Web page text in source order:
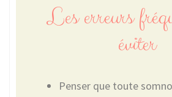
Les erreurs
éviter
Penser que toute